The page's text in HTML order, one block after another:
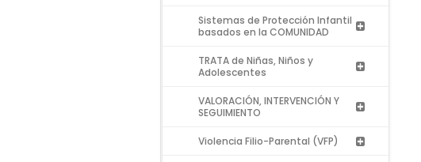
Sistemas de Protección Infantil
basados en la COMUNIDAD
TRATA de Niñas, Niños y
Adolescentes
VALORACIÓN, INTERVENCIÓN Y
SEGUIMIENTO
Violencia Filio-Parental (VFP)